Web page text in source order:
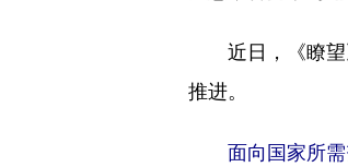
近日，《瞭望
推进。
面向国家所